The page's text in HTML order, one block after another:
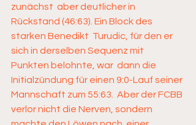
zunächst  aber deutlicher in
Rückstand (46:63). Ein Block des
starken Benedikt  Turudic, für den er
sich in derselben Sequenz mit
Punkten belohnte, war  dann die
Initialzündung für einen 9:0-Lauf seiner
Mannschaft zum 55:63.  Aber der FCBB
verlor nicht die Nerven, sondern